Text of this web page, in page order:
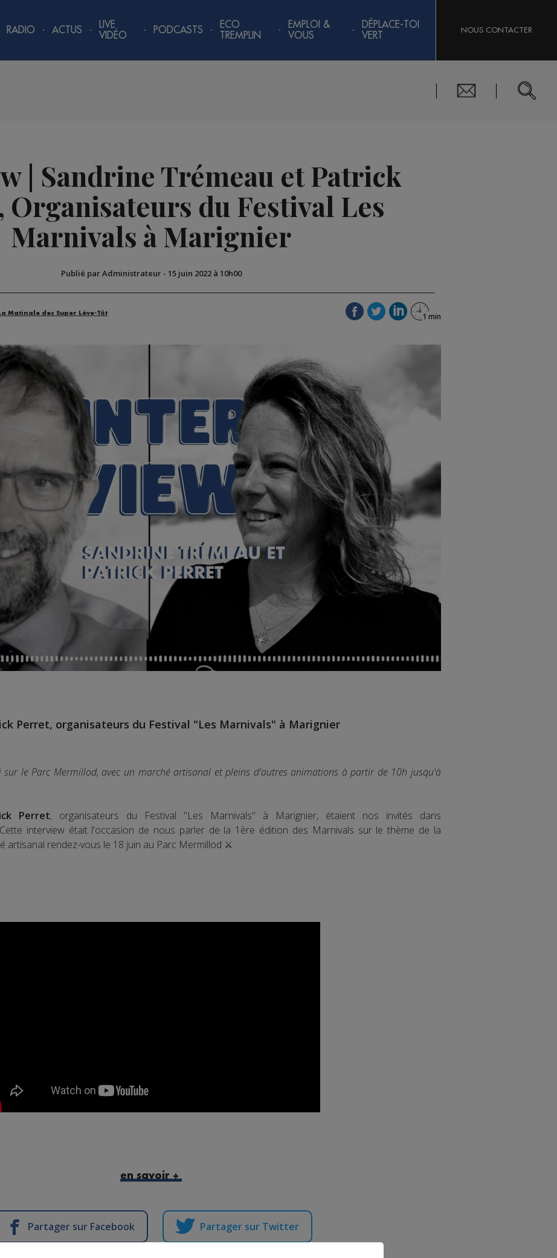
RADIO ACTUS
LIVE
VIDÉO
PODCASTS
ECO
TREMPLIN
EMPLOI &
VOUS
DÉPLACE-TOI
VERT
NOUS CONTACTER
| Sandrine Trémeau et Patrick
Organisateurs du Festival Les
Marnivals à Marignier
Publié par Administrateur- 15 juin 2022 à 10h00
La Matinale des Super Lève-Tôt
Perret, organisateurs du Festival "Les Marnivals" à Marignier
sur le Parc Mermillod, avec un marché artisanal et pleins d'autres animations à partir de 10h jusqu'à
Perret, organisateurs du Festival "Les Marnivals" à Marignier, étaient nos invités dans
interview était l'occasion de nous parler de la 1ère édition des Marnivals sur le thème de la
artisanal rendez-vous le 18 juin au Parc Mermillod ⚔️
en savoir +
Partager sur Facebook Partager sur Twitter